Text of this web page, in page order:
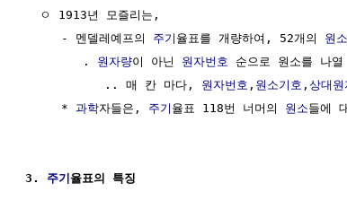
  ㅇ 1913년 모즐리는,
     - 멘델레예프의
주기 율표를 개량하여, 52개의 원소
        .
원자량이 아닌 원자번호 순으로 원소를 나열
           .. 매 칸 마다,
원자번호 , 원소기호 , 상대원
     *
과학자들은, 주기 율표 118번 너머의 원소들에
3. 주기율표의 특징